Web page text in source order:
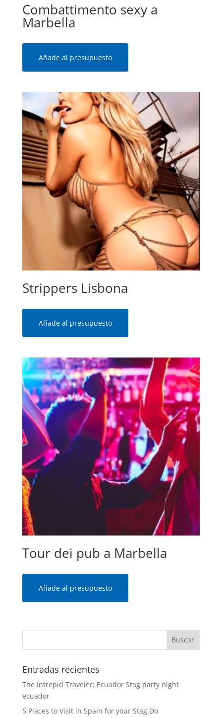
Combattimento sexy a
Marbella
Añade al presupuesto
Strippers Lisbona
Añade al presupuesto
Tour dei pub a Marbella
Añade al presupuesto
Entradas recientes
The Intrepid Traveler: Ecuador Stag party night
ecuador
5 Places to Visit in Spain for your Stag Do